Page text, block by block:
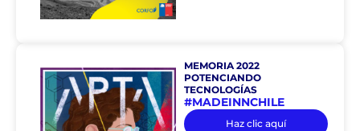
MEMORIA 2022
POTENCIANDO
TECNOLOGÍAS
#MADEINNCHILE
Haz clic aquí